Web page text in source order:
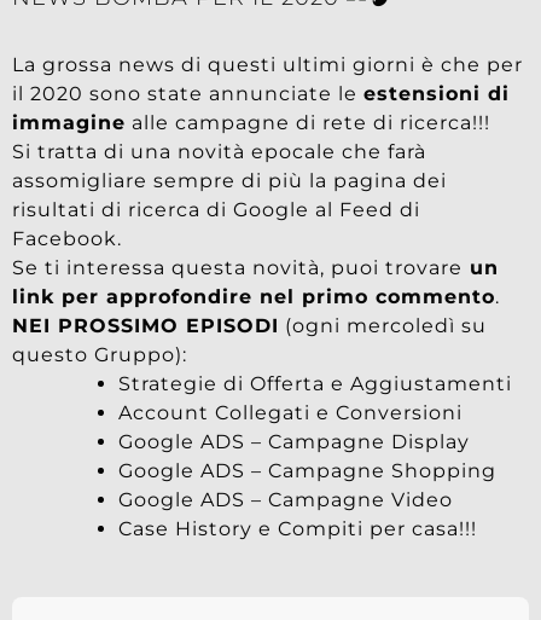
La grossa news di questi ultimi giorni è che per
il 2020 sono state annunciate le estensioni di
immagine alle campagne di rete di ricerca!!!
Si tratta di una novità epocale che farà
assomigliare sempre di più la pagina dei
risultati di ricerca di Google al Feed di
Facebook.
Se ti interessa questa novità, puoi trovare un
link per approfondire nel primo commento.
NEI PROSSIMO EPISODI (ogni mercoledì su
questo Gruppo):
Strategie di Offerta e Aggiustamenti
Account Collegati e Conversioni
Google ADS – Campagne Display
Google ADS – Campagne Shopping
Google ADS – Campagne Video
Case History e Compiti per casa!!!